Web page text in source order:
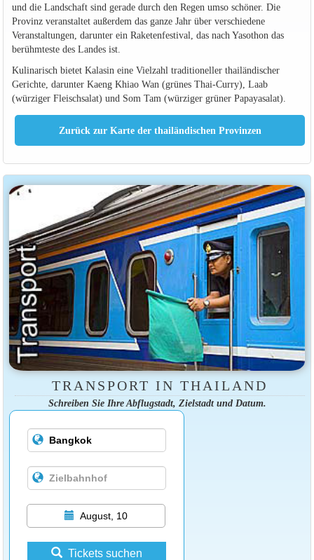
und die Landschaft sind gerade durch den Regen umso schöner. Die
Provinz veranstaltet außerdem das ganze Jahr über verschiedene
Veranstaltungen, darunter ein Raketenfestival, das nach Yasothon das
berühmteste des Landes ist.
Kulinarisch bietet Kalasin eine Vielzahl traditioneller thailändischer
Gerichte, darunter Kaeng Khiao Wan (grünes Thai-Curry), Laab
(würziger Fleischsalat) und Som Tam (würziger grüner Papayasalat).
TRANSPORT IN THAILAND
Schreiben Sie Ihre Abflugstadt, Zielstadt und Datum.
August, 10
Tickets suchen